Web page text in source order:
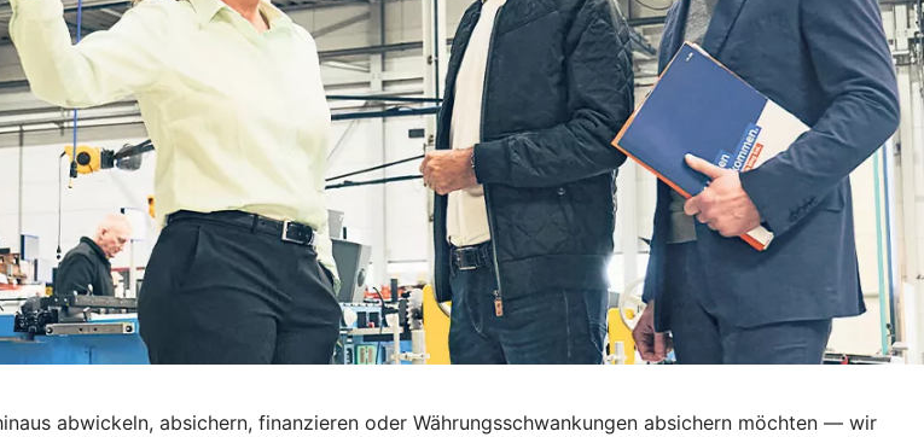
abwickeln, absichern, finanzieren oder Währungsschwankungen absichern möchten — wir